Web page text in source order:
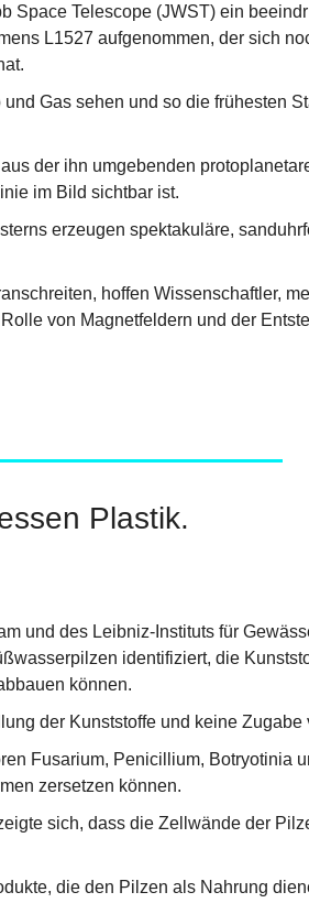
Space Telescope (JWST) ein
L1527 aufgenommen, der sich
Gas sehen und so die frühesten
der ihn umgebenden
im Bild sichtbar ist.
erzeugen spektakuläre,
hoffen Wissenschaftler,
von Magnetfeldern und der
Plastik.
und des Leibniz-Instituts für
identifiziert, die
können.
der Kunststoffe und keine Zugabe
Fusarium, Penicillium, Botryotinia
zersetzen können.
sich, dass die Zellwände der
die den Pilzen als Nahrung